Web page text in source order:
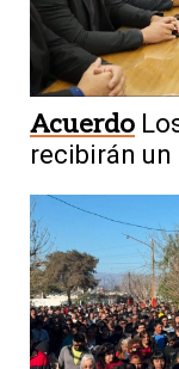
Acuerdo
recibirán